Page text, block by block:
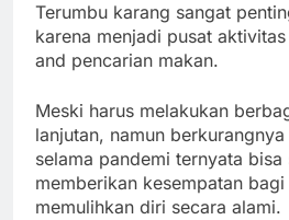
Terumbu karang sangat
karena menjadi pusat
and pencarian makan.
Meski harus melakukan
lanjutan, namun
selama pandemi ternyata bisa
memberikan kesempatan
memulihkan diri secara alami.